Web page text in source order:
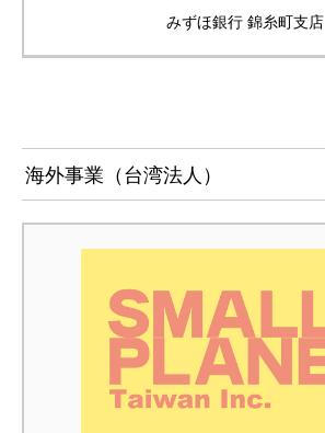
みずほ銀行 錦糸町支店
海外事業（台湾法人）